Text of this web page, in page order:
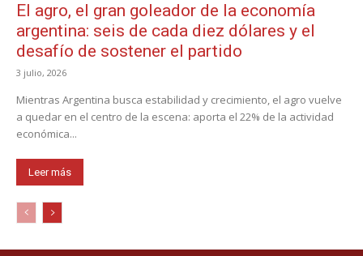
El agro, el gran goleador de la economía
argentina: seis de cada diez dólares y el
desafío de sostener el partido
3 julio, 2026
Mientras Argentina busca estabilidad y crecimiento, el agro vuelve
a quedar en el centro de la escena: aporta el 22% de la actividad
económica...
Leer más